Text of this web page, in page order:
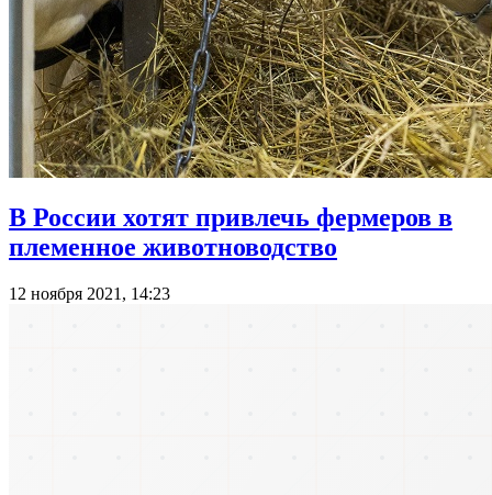
В России хотят привлечь фермеров в
племенное животноводство
12 ноября 2021, 14:23